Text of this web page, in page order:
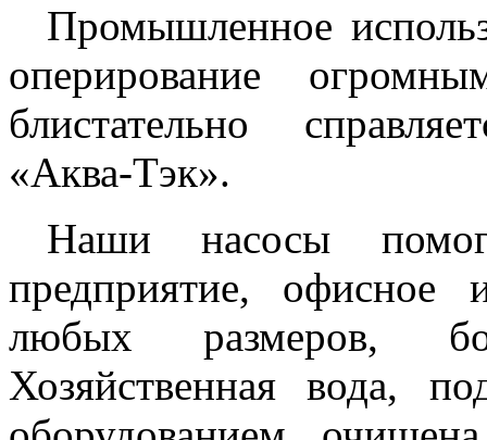
Промышленное
оперирование
блистательно
«Аква-Тэк».
Наши насосы
предприятие, офисное
любых размеров,
Хозяйственная вода,